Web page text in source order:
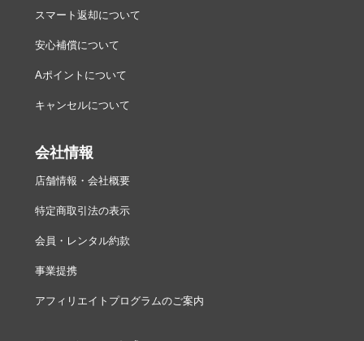
スマート返却について
安心補償について
Aポイントについて
キャンセルについて
会社情報
店舗情報・会社概要
特定商取引法の表示
会員・レンタル約款
事業提携
アフィリエイトプログラムのご案内